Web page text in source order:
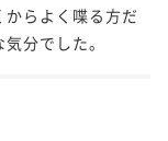
らよく喋る方だ
分でした。